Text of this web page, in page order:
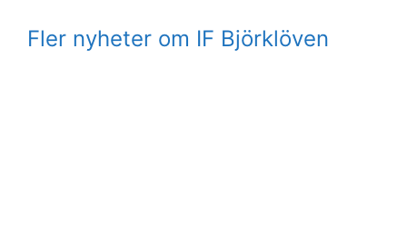
Fler nyheter om IF Björklöven